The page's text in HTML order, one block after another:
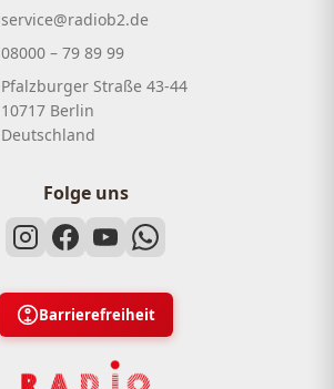
service@radiob2.de
08000 – 79 89 99
Pfalzburger Straße 43-44
10717 Berlin
Deutschland
Folge uns
Barrierefreiheit